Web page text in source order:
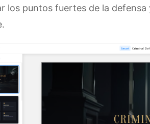
los puntos fuertes de la